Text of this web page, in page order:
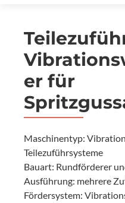
er für
Maschinentyp:
Teilezuführsysteme
Bauart: Rundförderer
Ausführung: mehrere
Fördersystem: